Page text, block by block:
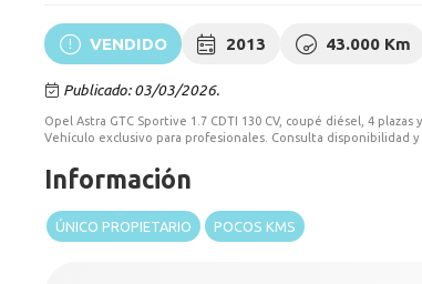
VENDIDO 2013 43.000 Km
Publicado: 03/03/2026.
Opel Astra GTC Sportive 1.7 CDTI 130 CV, coupé diésel, 4
Vehículo exclusivo para profesionales. Consulta disponibilidad y
Información
ÚNICO PROPIETARIO POCOS KMS